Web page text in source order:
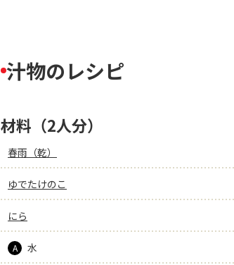
汁物のレシピ
材料（2人分）
春雨（乾）
ゆでたけのこ
にら
A 水